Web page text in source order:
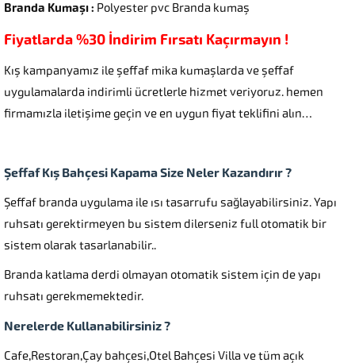
Branda Kumaşı : Polyester pvc Branda kumaş
Fiyatlarda %30 İndirim Fırsatı Kaçırmayın !
Kış kampanyamız ile şeffaf mika kumaşlarda ve şeffaf
uygulamalarda indirimli ücretlerle hizmet veriyoruz. hemen
firmamızla iletişime geçin ve en uygun fiyat teklifini alın…
Şeffaf Kış Bahçesi Kapama Size Neler Kazandırır ?
Şeffaf branda uygulama ile ısı tasarrufu sağlayabilirsiniz. Yapı
ruhsatı gerektirmeyen bu sistem dilerseniz full otomatik bir
sistem olarak tasarlanabilir..
Branda katlama derdi olmayan otomatik sistem için de yapı
ruhsatı gerekmemektedir.
Nerelerde Kullanabilirsiniz ?
Cafe,Restoran,Çay bahçesi,Otel Bahçesi Villa ve tüm açık